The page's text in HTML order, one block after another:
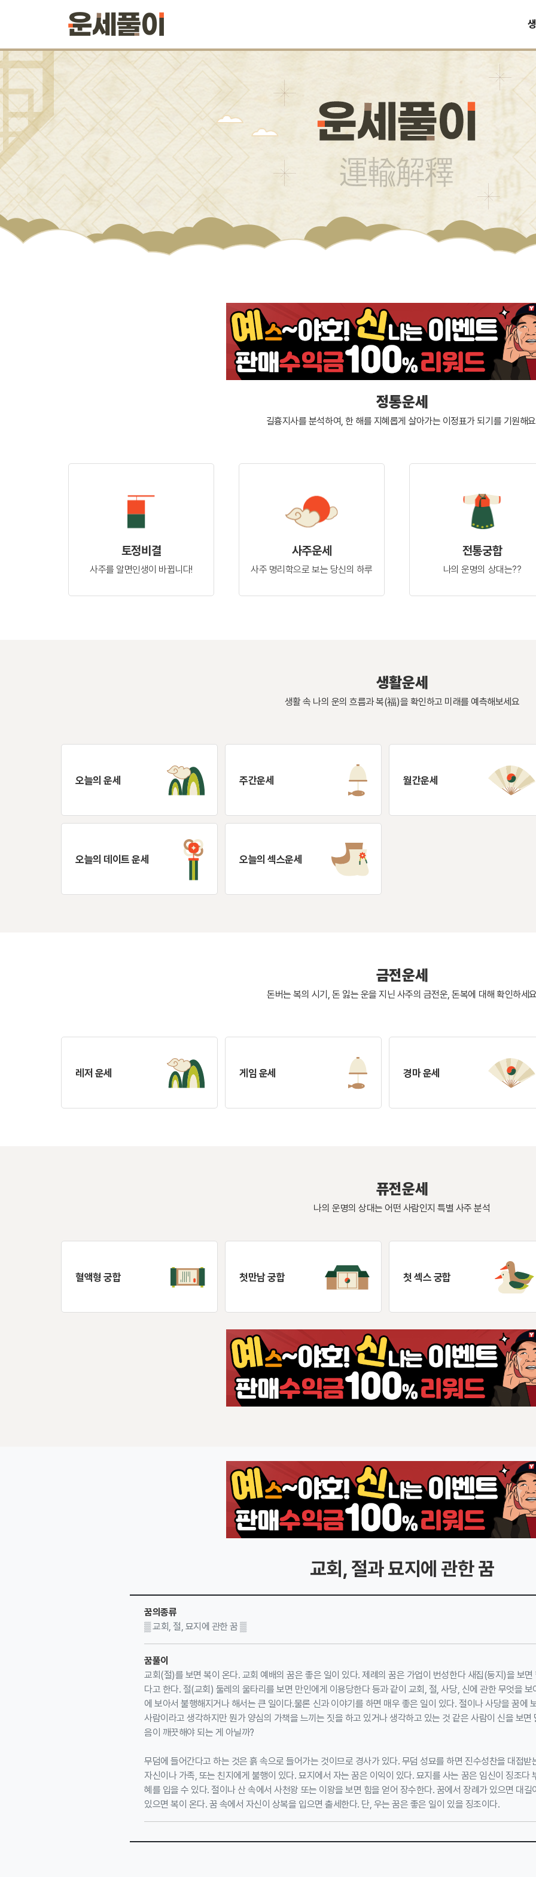
정통운세
길흉지사를 분석하여, 한 해를 지혜롭게 살아가는 이정표가 되기를 기원해
토정비결
사주를 알면인생이 바뀝니다!
사주운세
사주 명리학으로 보는 당신의 하루
전통궁합
나의 운명의 상대는??
생활운세
생활 속 나의 운의 흐름과 복(福)을 확인하고 미래를 예측해보세요
오늘의 운세 주간운세 월간운세
오늘의 데이트 운세 오늘의 섹스운세
금전운세
돈버는 복의 시기, 돈 잃는 운을 지닌 사주의 금전운, 돈복에 대해 확인하세
레저 운세 게임 운세 경마 운세
퓨전운세
나의 운명의 상대는 어떤 사람인지 특별 사주 분석
혈액형 궁합 첫만남 궁합 첫 섹스 궁합
교회, 절과 묘지에 관한 꿈
꿈의종류
▒ 교회, 절, 묘지에 관한 꿈 ▒
꿈풀이
교회(절)를 보면 복이 온다. 교회 예배의 꿈은 좋은 일이 있다. 제례의 꿈은 가업이 번성한다 새집(둥지)을 보
다고 한다. 절(교회) 둘레의 울타리를 보면 만인에게 이용당한다 등과 같이 교회, 절, 사당, 신에 관한 무엇을
에 보아서 불행해지거나 해서는 큰 일이다.물론 신과 이야기를 하면 매우 좋은 일이 있다. 절이나 사당을 꿈에
사람이라고 생각하지만 뭔가 양심의 가책을 느끼는 짓을 하고 있거나 생각하고 있는 것 같은 사람이 신을 보
음이 깨끗해야 되는 게 아닐까?
무덤에 들어간다고 하는 것은 흙 속으로 들어가는 것이므로 경사가 있다. 무덤 성묘를 하면 진수성찬을 대접
자신이나 가족, 또는 친지에게 불행이 있다. 묘지에서 자는 꿈은 이익이 있다. 묘지를 사는 꿈은 임신이 징조다
혜를 입을 수 있다. 절이나 산 속에서 사천왕 또는 이왕을 보면 힘을 얻어 장수한다. 꿈에서 장례가 있으면 대
있으면 복이 온다. 꿈 속에서 자신이 상복을 입으면 출세한다. 단, 우는 꿈은 좋은 일이 있을 징조이다.